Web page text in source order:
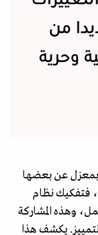
من
وحرية
بمعزل عن بعضها
فتفكيك نظام
وهذه المشاركة
يكشف هذا